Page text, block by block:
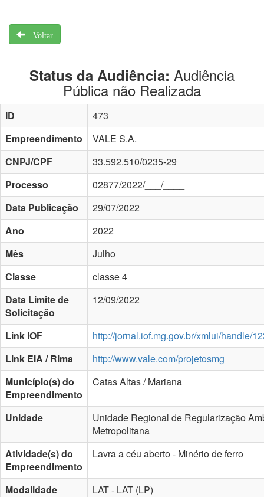
Voltar
Status da Audiência: Audiência
Pública não Realizada
ID
473
Empreendimento
VALE S.A.
CNPJ/CPF
33.592.510/0235-29
Processo
02877/2022/___/____
Data Publicação
29/07/2022
Ano
2022
Mês
Julho
Classe
classe 4
Data Limite de
Solicitação
12/09/2022
Link IOF
http://jornal.iof.mg.gov.br/xmlui/handle/
Link EIA / Rima
http://www.vale.com/projetosmg
Município(s) do
Empreendimento
Catas Altas / Mariana
Unidade
Unidade Regional de Regularização
Metropolitana
Atividade(s) do
Empreendimento
Lavra a céu aberto - Minério de ferro
Modalidade LAT - LAT (LP)